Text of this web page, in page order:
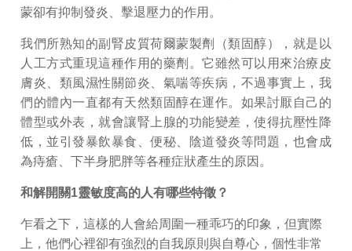
蒙卻有抑制發炎、擊退壓力的作用。
我們所熟知的副腎皮質荷爾蒙製劑（類固醇），就是以
人工方式重現這種作用的藥劑。它雖然可以用來治療皮
膚炎、類風濕性關節炎、氣喘等疾病，不過事實上，我
們的體內一直都有天然類固醇在運作。如果討厭自己的
體型或外表，就會讓腎上腺的功能變差，使得抗壓性降
低，並引發暴飲暴食、便秘、陰道發炎等問題，也會成
為痔瘡、下半身肥胖等各種症狀產生的原因。
和解開關1靈敏度高的人有哪些特徵？
乍看之下，這樣的人會給周圍一種乖巧的印象，但實際
上，他們心裡卻有強烈的自我原則與自尊心，個性非常